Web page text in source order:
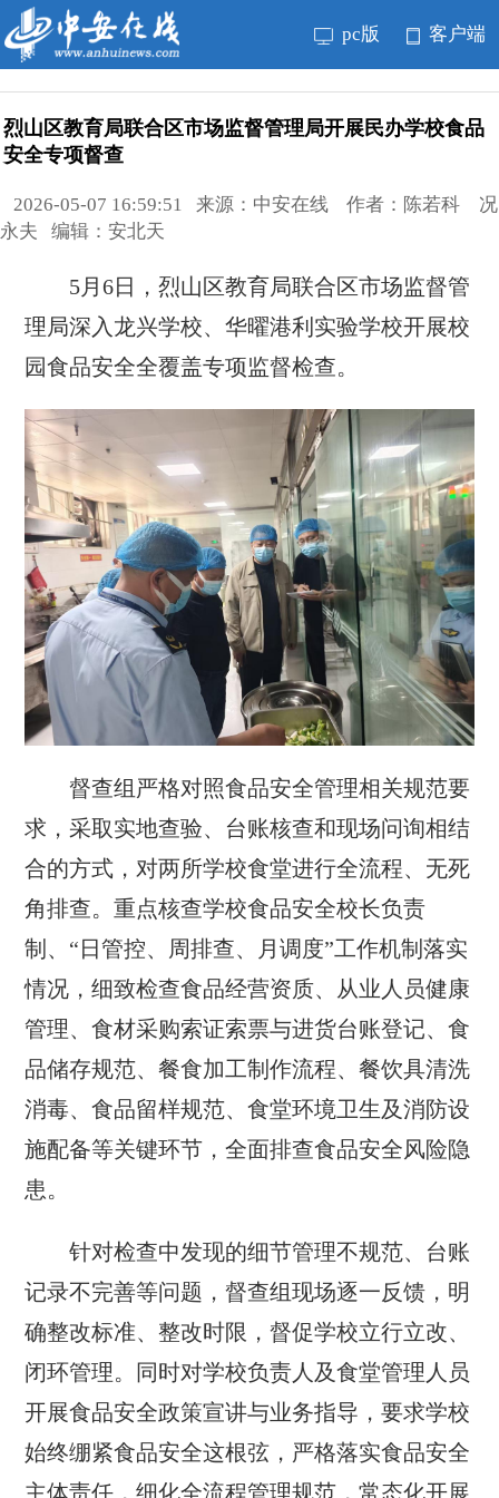
pc版 客户端
烈山区教育局联合区市场监督管理局开展民办学校食品
安全专项督查
2026-05-07 16:59:51 来源：中安在线 作者：陈若科 况
永夫 编辑：安北天
5月6日，烈山区教育局联合区市场监督管
理局深入龙兴学校、华曜港利实验学校开展校
园食品安全全覆盖专项监督检查。
督查组严格对照食品安全管理相关规范要
求，采取实地查验、台账核查和现场问询相结
合的方式，对两所学校食堂进行全流程、无死
角排查。重点核查学校食品安全校长负责
制、“日管控、周排查、月调度”工作机制落实
情况，细致检查食品经营资质、从业人员健康
管理、食材采购索证索票与进货台账登记、食
品储存规范、餐食加工制作流程、餐饮具清洗
消毒、食品留样规范、食堂环境卫生及消防设
施配备等关键环节，全面排查食品安全风险隐
患。
针对检查中发现的细节管理不规范、台账
记录不完善等问题，督查组现场逐一反馈，明
确整改标准、整改时限，督促学校立行立改、
闭环管理。同时对学校负责人及食堂管理人员
开展食品安全政策宣讲与业务指导，要求学校
始终绷紧食品安全这根弦，严格落实食品安全
主体责任，细化全流程管理规范，常态化开展